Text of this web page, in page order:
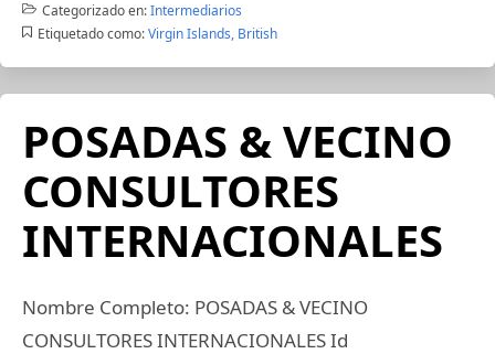
Categorizado en:Intermediarios
Etiquetado como: Virgin Islands, British
POSADAS & VECINO
CONSULTORES
INTERNACIONALES
Nombre Completo: POSADAS & VECINO
CONSULTORES INTERNACIONALES Id